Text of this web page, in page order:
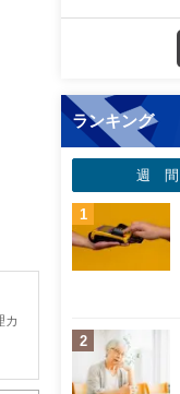
カ
ランキング
週 間